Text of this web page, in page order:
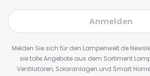
Anmelden
Melden Sie sich für den Lampenwelt.de
sie tolle Angebote aus dem Sortiment
Ventilatoren, Solaranlagen und Smart